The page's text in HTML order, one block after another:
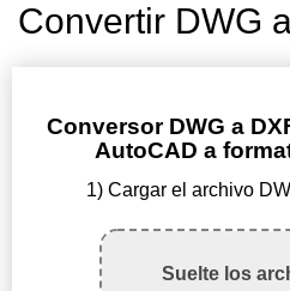
Convertir DWG
Conversor DWG a
AutoCAD a
1) Cargar el archivo
Suelte los